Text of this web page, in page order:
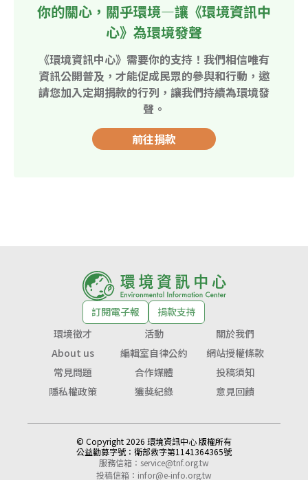
你的關心，關乎環境—讓《環境資訊中
心》為環境發聲
《環境資訊中心》需要你的支持！我們相信唯有
資訊公開普及，才能促成民眾的參與和行動，邀
請您加入定期捐款的行列，讓我們持續為環境發
聲。
前往捐款
訂閱電子報
捐款支持
環境徵才
活動
關於我們
About us
編輯室自律公約
網站授權條款
常見問題
合作媒體
投稿須知
隱私權政策
獲獎紀錄 意見回饋
© Copyright 2026 環境資訊中心 版權所有
公益勸募字號： 衛部救字第1141364365號
服務信箱： service@tnf.org.tw
投稿信箱： infor@e-info.org.tw